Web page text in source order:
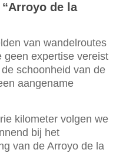
de la
van wandelroutes
geen expertise vereist
schoonheid van de
aangename
kilometer volgen we
bij het
van de Arroyo de la